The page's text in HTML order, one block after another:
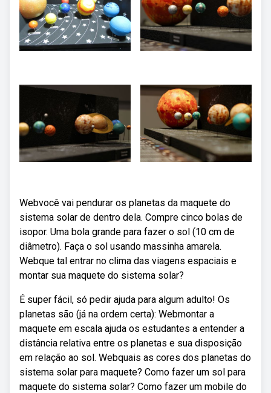
Webvocê vai pendurar os planetas da maquete do
sistema solar de dentro dela. Compre cinco bolas de
isopor. Uma bola grande para fazer o sol (10 cm de
diâmetro). Faça o sol usando massinha amarela.
Webque tal entrar no clima das viagens espaciais e
montar sua maquete do sistema solar?
É super fácil, só pedir ajuda para algum adulto! Os
planetas são (já na ordem certa): Webmontar a
maquete em escala ajuda os estudantes a entender a
distância relativa entre os planetas e sua disposição
em relação ao sol. Webquais as cores dos planetas do
sistema solar para maquete? Como fazer um sol para
maquete do sistema solar? Como fazer um mobile do